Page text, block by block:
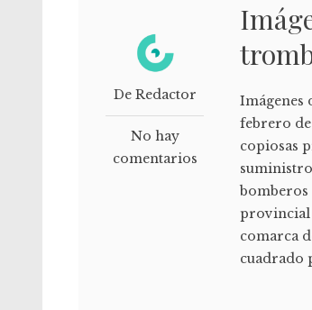
De Redactor
No hay
comentarios
Imágenes
febrero de
copiosas
provincial
comarca
cuadrado